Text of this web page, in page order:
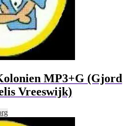
MP3+G (Gjord
Vreeswijk)